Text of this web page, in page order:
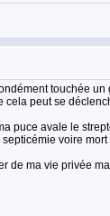
touchée
peut se
puce avale le
voire
de ma vie privée